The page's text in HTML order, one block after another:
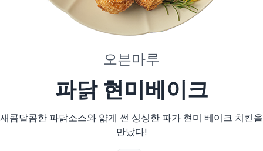
오븐마루
파닭 현미베이크
새콤달콤한 파닭소스와 얇게 썬 싱싱한 파가 현미 베이크 치킨을
만났다!